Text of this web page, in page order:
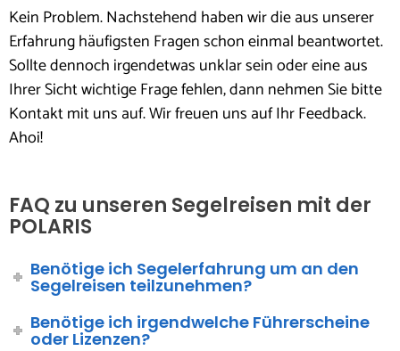
Kein Problem. Nachstehend haben wir die aus unserer
Erfahrung häufigsten Fragen schon einmal beantwortet.
Sollte dennoch irgendetwas unklar sein oder eine aus
Ihrer Sicht wichtige Frage fehlen, dann nehmen Sie bitte
Kontakt mit uns auf. Wir freuen uns auf Ihr Feedback.
Ahoi!
FAQ zu unseren Segelreisen mit der
POLARIS
Benötige ich Segelerfahrung um an den
Segelreisen teilzunehmen?
Benötige ich irgendwelche Führerscheine
oder Lizenzen?